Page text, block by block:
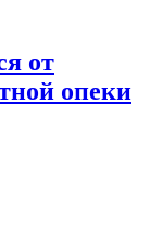
от
опеки